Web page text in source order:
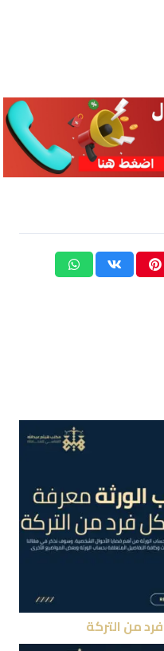
من التركة